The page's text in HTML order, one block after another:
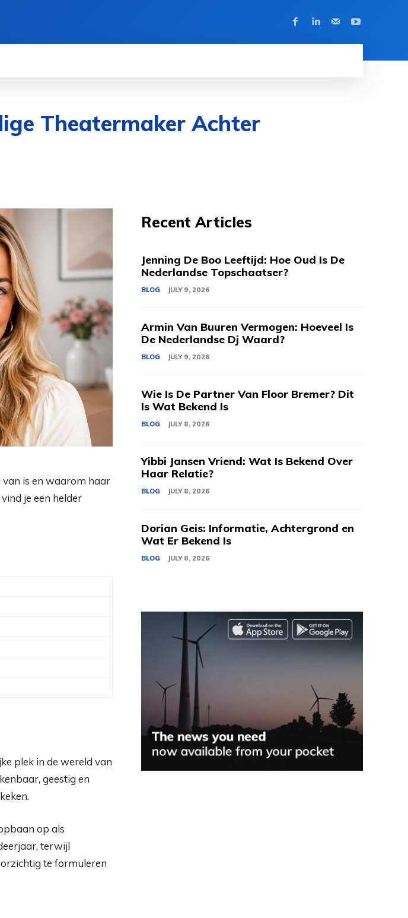
Theatermaker Achter
is en waarom haar
je een helder
plek in de wereld van
geestig en
op als
terwijl
te formuleren
Recent Articles
Jenning De Boo Leeftijd: Hoe Oud Is De
Nederlandse Topschaatser?
BLOG JULY 9, 2026
Armin Van Buuren Vermogen: Hoeveel Is
De Nederlandse Dj Waard?
BLOG JULY 9, 2026
Wie Is De Partner Van Floor Bremer? Dit
Is Wat Bekend Is
BLOG JULY 8, 2026
Yibbi Jansen Vriend: Wat Is Bekend Over
Haar Relatie?
BLOG JULY 8, 2026
Dorian Geis: Informatie, Achtergrond en
Wat Er Bekend Is
BLOG JULY 8, 2026